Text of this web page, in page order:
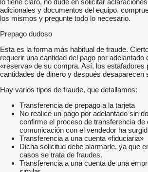
lo tiene claro, no dude en solicitar
adicionales y documentos del equipo,
los mismos y pregunte todo lo necesario.
Prepago dudoso
Esta es la forma más habitual de fraude.
requerir una cantidad del pago por adelantado
«reserva» de su compra. Así, los estafadores
cantidades de dinero y después desaparecen
Hay varios tipos de fraude, que detallamos:
Transferencia de prepago a la tarjeta
No realice un pago por adelantado sin
confirme el proceso de transferencia de
comunicación con el vendedor ha
Transferencia a una cuenta «fiduciaria»
Dicha solicitud debe alarmarle, ya que
casos se trata de fraudes.
Transferencia a una cuenta de una